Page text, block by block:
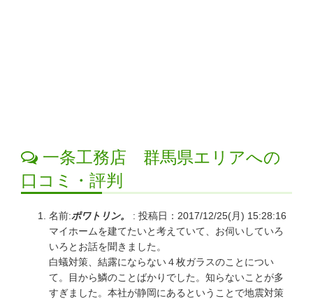
一条工務店 群馬県エリアへの
口コミ・評判
名前:ポワトリン。 : 投稿日：2017/12/25(月) 15:28:16
マイホームを建てたいと考えていて、お伺いしていろ
いろとお話を聞きました。
白蟻対策、結露にならない４枚ガラスのことについ
て。目から鱗のことばかりでした。知らないことが多
すぎました。本社が静岡にあるということで地震対策